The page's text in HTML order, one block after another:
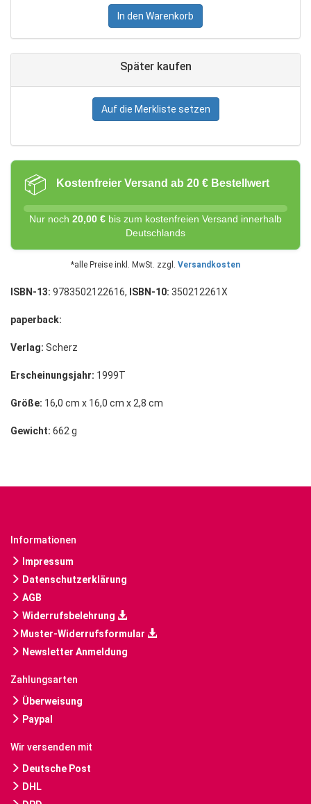
In den Warenkorb
Später kaufen
Auf die Merkliste setzen
📦 Kostenfreier Versand ab 20 € Bestellwert
Nur noch 20,00 € bis zum kostenfreien Versand innerhalb
Deutschlands
*alle Preise inkl. MwSt. zzgl. Versandkosten
ISBN-13: 9783502122616, ISBN-10: 350212261X
paperback:
Verlag: Scherz
Erscheinungsjahr: 1999T
Größe: 16,0 cm x 16,0 cm x 2,8 cm
Gewicht: 662 g
Informationen
Impressum
Datenschutzerklärung
AGB
Widerrufsbelehrung
Muster-Widerrufsformular
Newsletter Anmeldung
Zahlungsarten
Überweisung
Paypal
Wir versenden mit
Deutsche Post
DHL